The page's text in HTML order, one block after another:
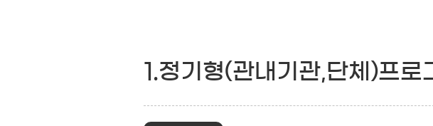
1.정기형(관내기관,단체)프로